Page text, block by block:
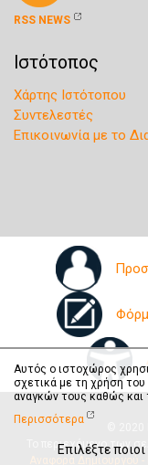
RSS NEWS
Ιστότοπος
Χάρτης Ιστότοπου
Συντελεστές
Επικοινωνία με το
Το περιεχόμενο των
Αναφορά Δημιουργού
Αυτός ο ιστοχώρος
σχετικά με τη χρήση
αναγκών τους καθώς και
Περισσότερα
Επιλέξτε